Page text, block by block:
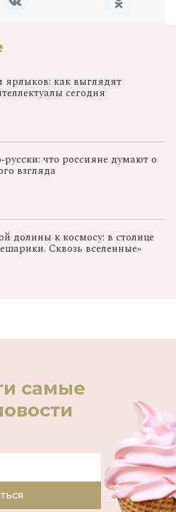
ярлыков: как выглядят
сегодня
что россияне думают о
взгляда
долины к космосу: в столице
Сквозь вселенные»
самые